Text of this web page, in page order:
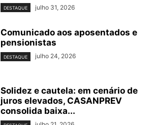
DESTAQUE julho 31, 2026
Comunicado aos aposentados e
pensionistas
DESTAQUE julho 24, 2026
Solidez e cautela: em cenário de
juros elevados, CASANPREV
consolida baixa...